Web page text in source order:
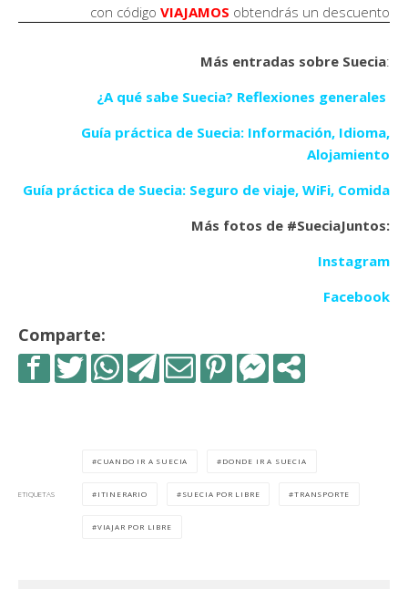
con código VIAJAMOS obtendrás un descuento
Más entradas sobre Suecia:
¿A qué sabe Suecia? Reflexiones generales
Guía práctica de Suecia: Información, Idioma,
Alojamiento
Guía práctica de Suecia: Seguro de viaje, WiFi, Comida
Más fotos de #SueciaJuntos:
Instagram
Facebook
Comparte:
ETIQUETAS
CUANDO IR A SUECIA DONDE IR A SUECIA
ITINERARIO SUECIA POR LIBRE TRANSPORTE
VIAJAR POR LIBRE